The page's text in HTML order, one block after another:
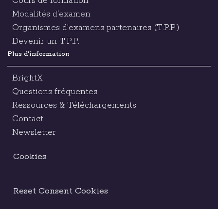
Modalités d'examen
Organismes d'examens partenaires (T.P.P.)
Devenir un T.P.P.
Plus d'information
BrightX
Questions fréquentes
Ressources & Téléchargements
Contact
Newsletter
Cookies
Reset Consent Cookies